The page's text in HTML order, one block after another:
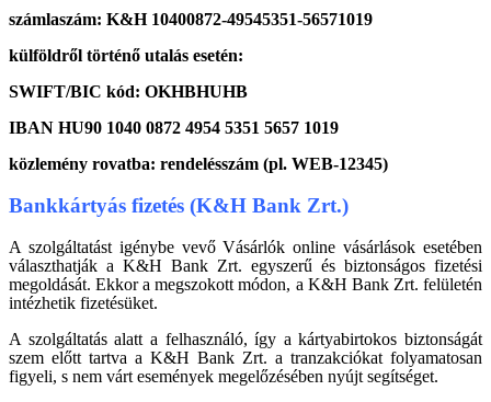
számlaszám: K&H 10400872-49545351-56571019
külföldről történő utalás esetén:
SWIFT/BIC kód: OKHBHUHB
IBAN HU90 1040 0872 4954 5351 5657 1019
közlemény rovatba: rendelésszám (pl. WEB-12345)
Bankkártyás fizetés (K&H Bank Zrt.)
A szolgáltatást igénybe vevő Vásárlók online vásárlások esetében
választhatják a K&H Bank Zrt. egyszerű és biztonságos fizetési
megoldását. Ekkor a megszokott módon, a K&H Bank Zrt. felületén
intézhetik fizetésüket.
A szolgáltatás alatt a felhasználó, így a kártyabirtokos biztonságát
szem előtt tartva a K&H Bank Zrt. a tranzakciókat folyamatosan
figyeli, s nem várt események megelőzésében nyújt segítséget.